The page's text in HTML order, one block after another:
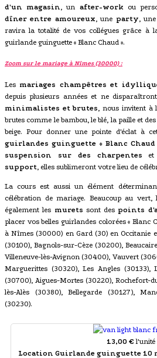
d'un magasin , un after-work ou
dîner entre amoureux , une party , une
ravira la totalité de vos collégues grâce à
guirlande guinguette « Blanc Chaud ».
Zoom sur le mariage à Nîmes (30000) :
Les mariages champêtres et
depuis plusieurs années et ne
minimalistes et brutes
, nous invitent à
brutes comme le bambou, le blé, la paille et
beige. Pour donner une pointe d'éclat à
guirlandes guinguette « Blanc
suspension sur des charpentes
support , elles sublimeront votre lieu de
La cours est aussi un élément
célébration de mariage. Beaucoup au vert,
également les murets sont des points
placer vos belles guirlandes colorées « Blanc
à Nîmes (30000) en Gard (30) en Occitanie
(30100), Bagnols-sur-Cèze (30200),
Villeneuve-lès-Avignon (30400), Vauvert
Marguerittes (30320), Les Angles (30133),
(30700), Aigues-Mortes (30220), Rochefort-
lès-Alès (30380), Bellegarde (30127),
(30230).
13,00 € l'unité
Location Guirlande guinguette 10